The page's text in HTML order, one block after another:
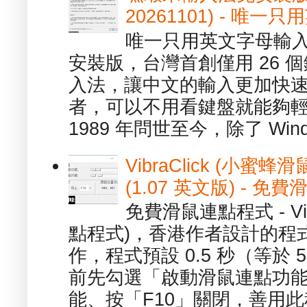
20261101) - 唯一只
唯一只用英文字母輸
安裝版，台灣首創僅用 26
入法，讓中文的輸入更加快
者，可以不用看鍵盤就能夠
1989 年問世至今，除了
VibraClick (小蜜蜂滑
(1.07 英文版) - 免費
免費滑鼠連點程式 -
點程式)，香港作者設計的程
作，程式預設 0.5 秒（等於
前先勾選「啟動滑鼠連點功
能、按「F10」關閉，善用